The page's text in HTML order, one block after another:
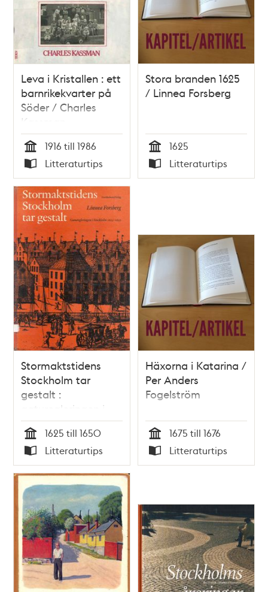
Leva i Kristallen : ett
barnrikekvarter på
Söder / Charles
Kassman
Tid
1916 till 1986
Typ
Litteraturtips
Stora branden 1625
/ Linnea Forsberg
Tid
1625
Typ
Litteraturtips
Stormaktstidens
Stockholm tar
gestalt :
gaturegleringen i
Stockholm 1625-
1650 / Linnea
Forsberg
Tid
1625 till 1650
Typ
Litteraturtips
Häxorna i Katarina /
Per Anders
Fogelström
Tid
1675 till 1676
Typ
Litteraturtips